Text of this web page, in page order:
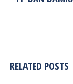
RELATED POSTS